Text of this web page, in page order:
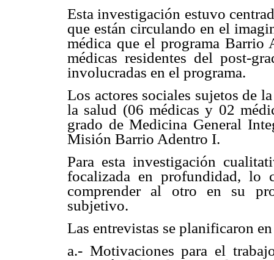
Esta investigación estuvo
que están circulando en el
médica que el programa Barrio
médicas residentes del post-
involucradas en el programa.
Los actores sociales sujetos de
la salud (06 médicas y 02
grado de Medicina General
Misión Barrio Adentro I.
Para esta investigación
focalizada en profundidad, lo
comprender al otro en su
subjetivo.
Las entrevistas se planificaron
a.- Motivaciones para el